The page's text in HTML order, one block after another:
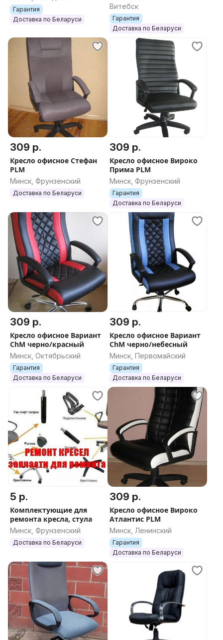
Гарантия
Доставка по Беларуси
Витебск
Гарантия
Доставка по Беларуси
309 р.
Кресло офисное Стефан
PLM
Минск, Фрунзенский
Доставка по Беларуси
309 р.
Кресло офисное Вироко
Прима PLM
Минск, Фрунзенский
Гарантия
Доставка по Беларуси
309 р.
Кресло офисное Вариант
ChM черно/красный
Минск, Октябрьский
Гарантия
Доставка по Беларуси
309 р.
Кресло офисное Вариант
ChM черно/небесный
Минск, Первомайский
Гарантия
Доставка по Беларуси
5 р.
Комплектующие для
ремонта кресла, стула
Минск, Фрунзенский
Доставка по Беларуси
309 р.
Кресло офисное Вироко
Атлантис PLM
Минск, Ленинский
Гарантия
Доставка по Беларуси